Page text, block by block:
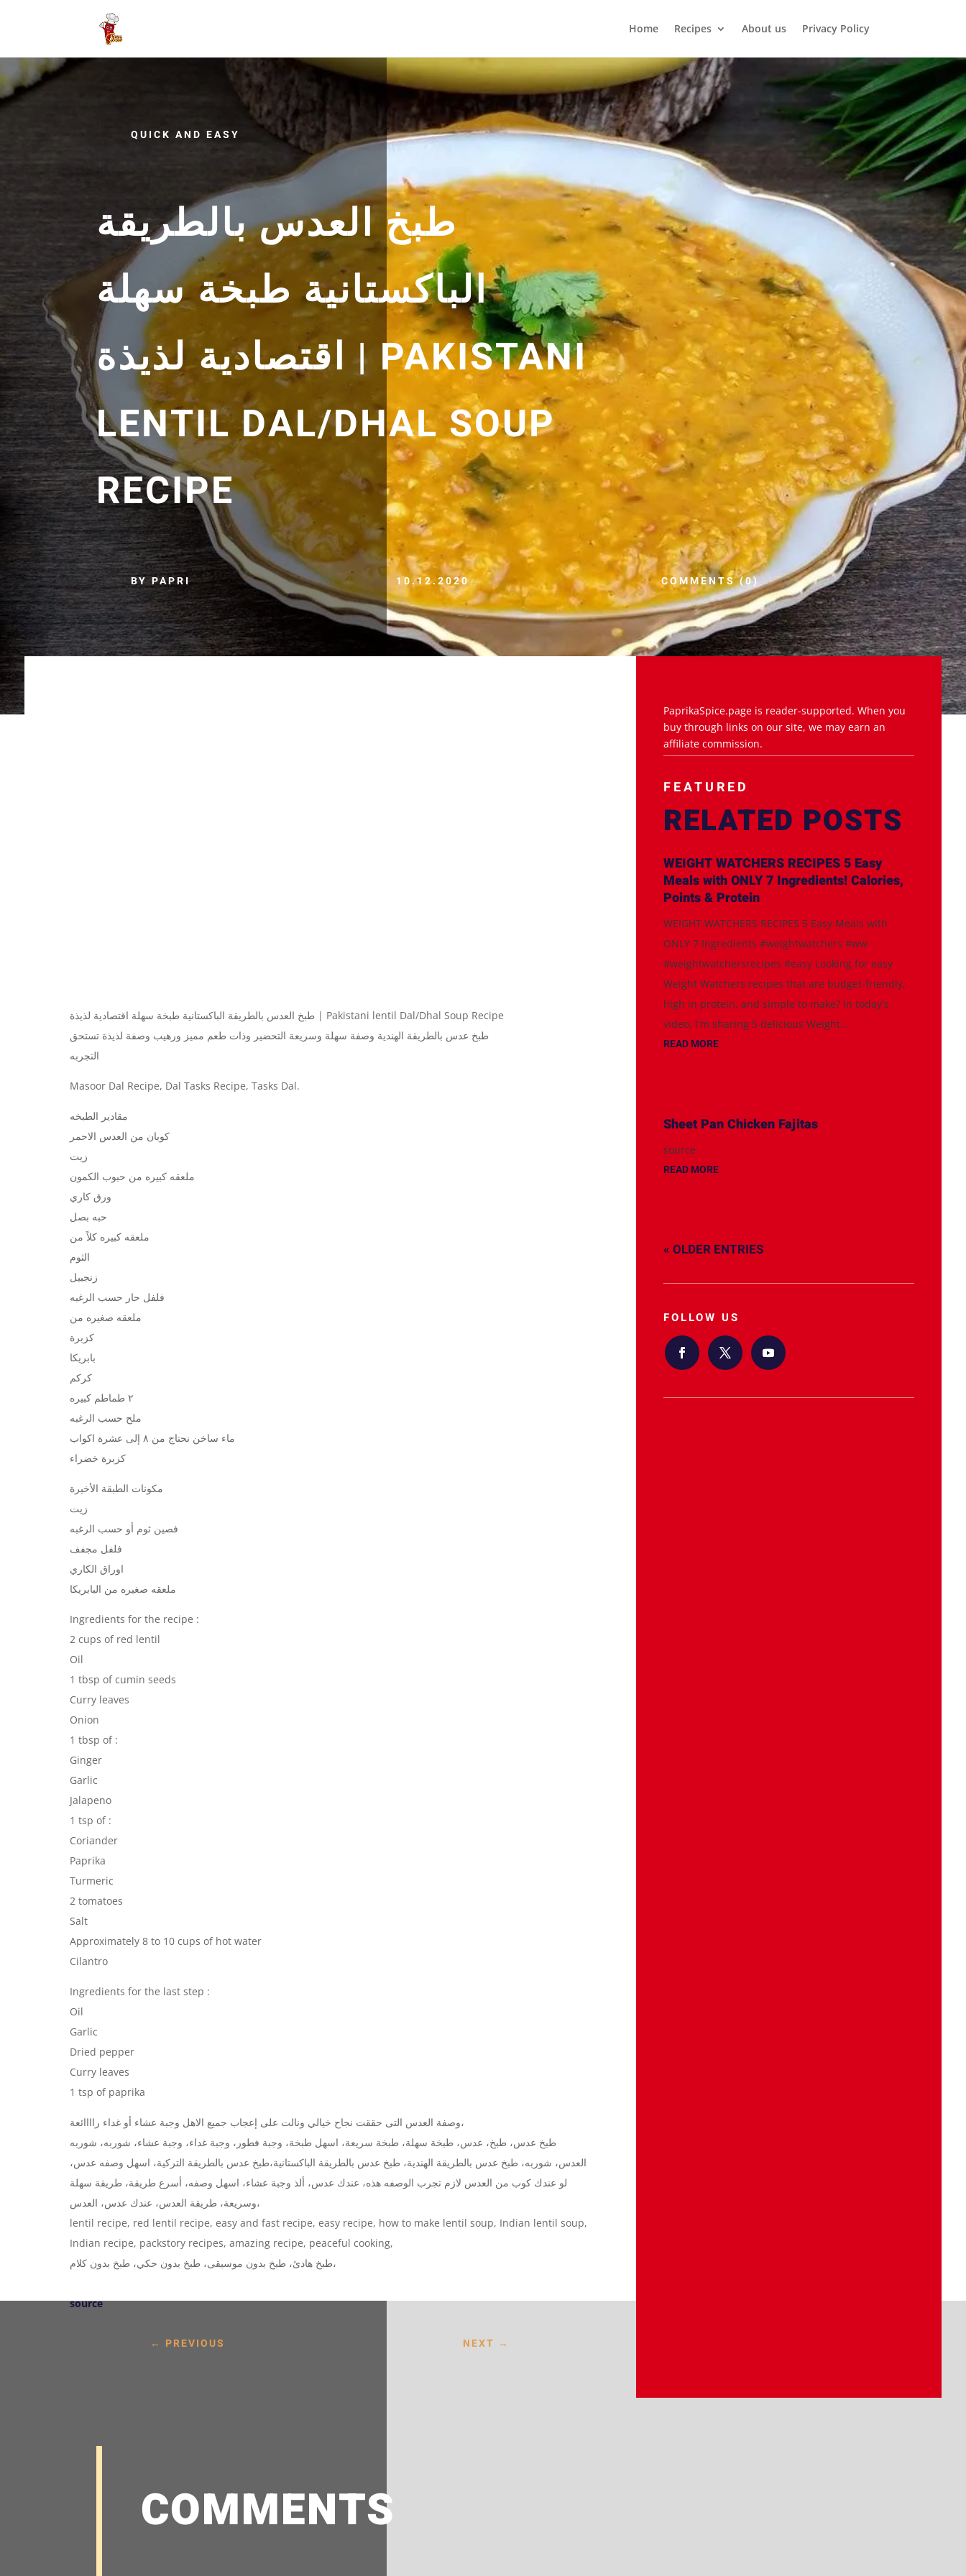
Home Recipes About us Privacy Policy
QUICK AND EASY
طبخ العدس بالطريقة
الباكستانية طبخة سهلة
اقتصادية لذيذة | PAKISTANI
LENTIL DAL/DHAL SOUP
RECIPE
BY PAPRI 10.12.2020 COMMENTS (0)
طبخ العدس بالطريقة الباكستانية طبخة سهلة اقتصادية لذيذة | Pakistani lentil Dal/Dhal Soup Recipe
طبخ عدس بالطريقة الهندية وصفة سهلة وسريعة التحضير وذات طعم مميز ورهيب وصفة لذيذة تستحق
التجربه
Masoor Dal Recipe, Dal Tasks Recipe, Tasks Dal.
مقادير الطبخه
كوبان من العدس الاحمر
زيت
ملعقه كبيره من حبوب الكمون
ورق كاري
حبه بصل
ملعقه كبيره كلاً من
الثوم
زنجبيل
فلفل حار حسب الرغبه
ملعقه صغيره من
كزبرة
بابريكا
كركم
٢ طماطم كبيره
ملح حسب الرغبه
ماء ساخن نحتاج من ٨ إلى عشرة اكواب
كزبرة خضراء
مكونات الطبقة الأخيرة
زيت
فصين ثوم أو حسب الرغبه
فلفل مجفف
اوراق الكاري
ملعقه صغيره من البابريكا
Ingredients for the recipe :
2 cups of red lentil
Oil
1 tbsp of cumin seeds
Curry leaves
Onion
1 tbsp of :
Ginger
Garlic
Jalapeno
1 tsp of :
Coriander
Paprika
Turmeric
2 tomatoes
Salt
Approximately 8 to 10 cups of hot water
Cilantro
Ingredients for the last step :
Oil
Garlic
Dried pepper
Curry leaves
1 tsp of paprika
وصفة العدس التى حققت نجاح خيالي ونالت على إعجاب جميع الاهل وجبة عشاء أو غداء راااائعة،
طبخ عدس، طبخ، عدس، طبخة سهلة، طبخة سريعة، اسهل طبخة، وجبة فطور، وجبة غداء، وجبة عشاء، شوربه، شوربه
العدس، شوربه، طبخ عدس بالطريقة الهندية، طبخ عدس بالطريقة الباكستانية،طبخ عدس بالطريقة التركية، اسهل وصفه عدس،
لو عندك كوب من العدس لازم تجرب الوصفه هذه، عندك عدس، ألذ وجبة عشاء، اسهل وصفه، أسرع طريقة، طريقة سهلة
وسريعة، طريقة العدس، عندك عدس، العدس،
lentil recipe, red lentil recipe, easy and fast recipe, easy recipe, how to make lentil soup, Indian lentil soup,
Indian recipe, packstory recipes, amazing recipe, peaceful cooking,
طبخ هادئ، طبخ بدون موسيقى، طبخ بدون حكي، طبخ بدون كلام،
source
← PREVIOUS NEXT →
PaprikaSpice.page is reader-supported. When you
buy through links on our site, we may earn an
affiliate commission.
FEATURED
RELATED POSTS
WEIGHT WATCHERS RECIPES 5 Easy
Meals with ONLY 7 Ingredients! Calories,
Points & Protein
WEIGHT WATCHERS RECIPES 5 Easy Meals with
ONLY 7 Ingredients #weightwatchers #ww
#weightwatchersrecipes #easy Looking for easy
Weight Watchers recipes that are budget-friendly,
high in protein, and simple to make? In today's
video, I'm sharing 5 delicious Weight...
READ MORE
Sheet Pan Chicken Fajitas
source
READ MORE
« OLDER ENTRIES
FOLLOW US
COMMENTS